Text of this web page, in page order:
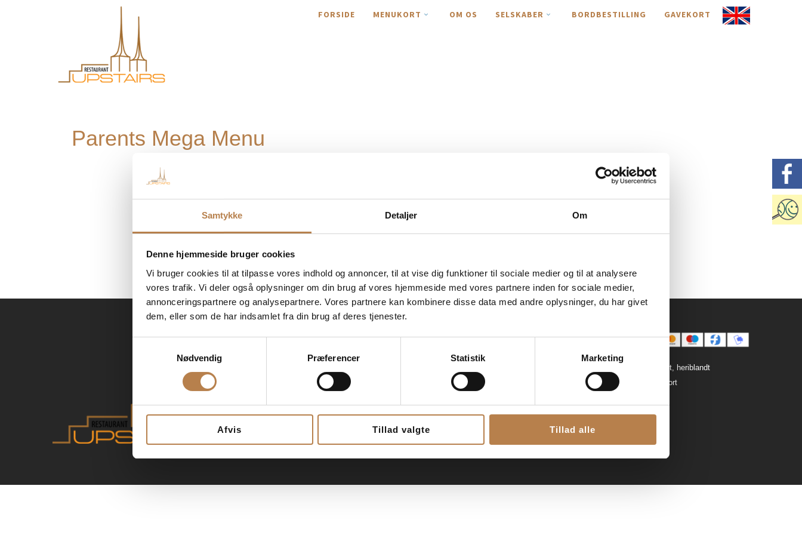
Samtykke Detaljer Om
Denne hjemmeside bruger cookies
Vi bruger cookies til at tilpasse vores indhold og annoncer, til at vise dig funktioner til sociale medier og til at analysere
vores trafik. Vi deler også oplysninger om din brug af vores hjemmeside med vores partnere inden for sociale medier,
annonceringspartnere og analysepartnere. Vores partnere kan kombinere disse data med andre oplysninger, du har givet
dem, eller som de har indsamlet fra din brug af deres tjenester.
Nødvendig
Præferencer Statistik Marketing
Afvis Tillad valgte Tillad alle
FORSIDE MENUKORT OM OS SELSKABER BORDBESTILLING GAVEKORT
Parents Mega Menu
Skomagergade 4 1. sal
46 35 19 00
Mandag – lørdag :
Frokost 11.00 – 16.00
Aften 17.30 – 21.00
Restauranten lukker kl. 22.00
Søn- og helligdage :
lukket for a la carte
Vi tager også andre kort, heriblandt
Roskilde StjerneGavekort